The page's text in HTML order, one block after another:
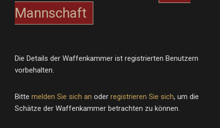
Mannschaft
Die Details der Waffenkammer ist registrierten Benutzern
vorbehalten.
Bitte melden Sie sich an oder registrieren Sie sich, um die
Schätze der Waffenkammer betrachten zu können.